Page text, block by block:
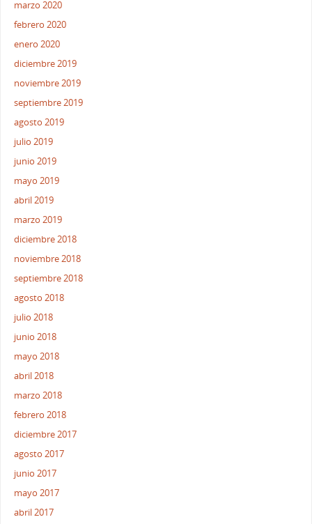
marzo 2020
febrero 2020
enero 2020
diciembre 2019
noviembre 2019
septiembre 2019
agosto 2019
julio 2019
junio 2019
mayo 2019
abril 2019
marzo 2019
diciembre 2018
noviembre 2018
septiembre 2018
agosto 2018
julio 2018
junio 2018
mayo 2018
abril 2018
marzo 2018
febrero 2018
diciembre 2017
agosto 2017
junio 2017
mayo 2017
abril 2017